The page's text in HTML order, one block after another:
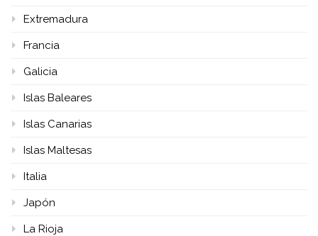
Extremadura
Francia
Galicia
Islas Baleares
Islas Canarias
Islas Maltesas
Italia
Japón
La Rioja